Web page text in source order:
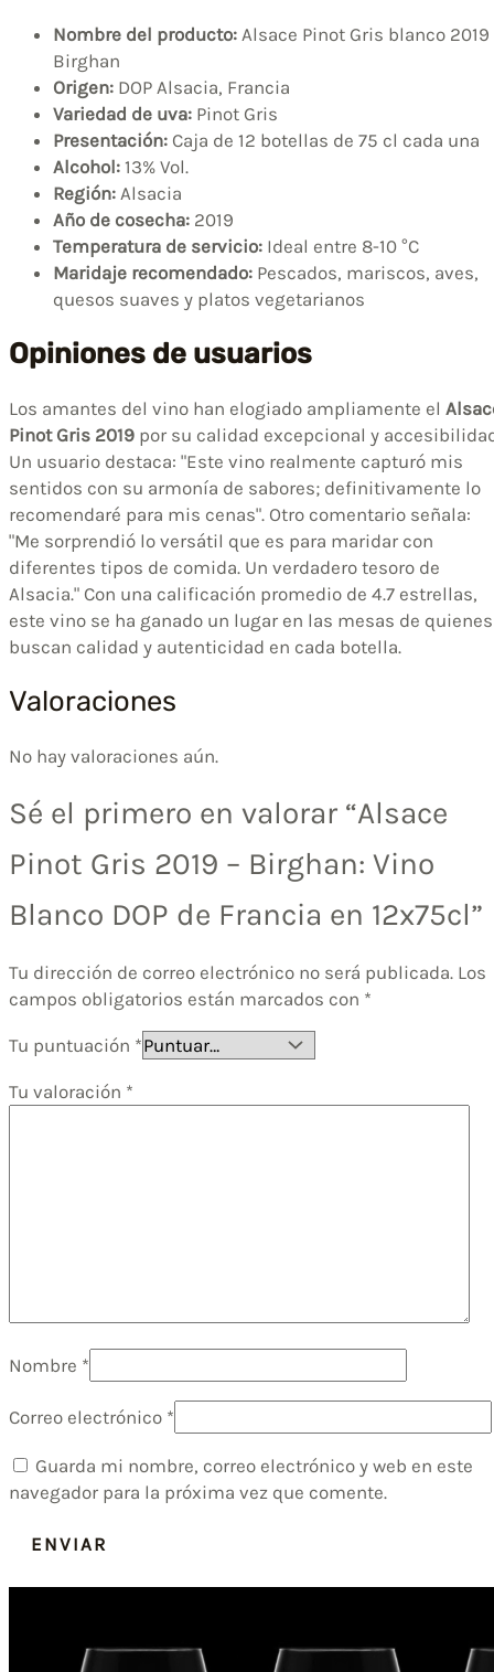
Nombre del producto: Alsace Pinot Gris blanco 2019
Birghan
Origen: DOP Alsacia, Francia
Variedad de uva: Pinot Gris
Presentación: Caja de 12 botellas de 75 cl cada una
Alcohol: 13% Vol.
Región: Alsacia
Año de cosecha: 2019
Temperatura de servicio: Ideal entre 8-10 °C
Maridaje recomendado: Pescados, mariscos, aves,
quesos suaves y platos vegetarianos
Opiniones de usuarios
Los amantes del vino han elogiado ampliamente el
Pinot Gris 2019 por su calidad excepcional y
Un usuario destaca: "Este vino realmente capturó mis
sentidos con su armonía de sabores; definitivamente lo
recomendaré para mis cenas". Otro comentario señala:
"Me sorprendió lo versátil que es para maridar con
diferentes tipos de comida. Un verdadero tesoro de
Alsacia." Con una calificación promedio de 4.7 estrellas,
este vino se ha ganado un lugar en las mesas de quienes
buscan calidad y autenticidad en cada botella.
Valoraciones
No hay valoraciones aún.
Sé el primero en valorar “Alsace
Pinot Gris 2019 – Birghan: Vino
Blanco DOP de Francia en 12x75cl”
Tu dirección de correo electrónico no será publicada. Los
campos obligatorios están marcados con *
Tu puntuación *
Tu valoración *
Nombre *
Correo electrónico *
Guarda mi nombre, correo electrónico y web en este
navegador para la próxima vez que comente.